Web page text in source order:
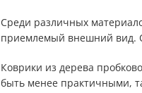
Среди различных
приемлемый внешний вид.
Коврики из дерева
быть менее практичными,